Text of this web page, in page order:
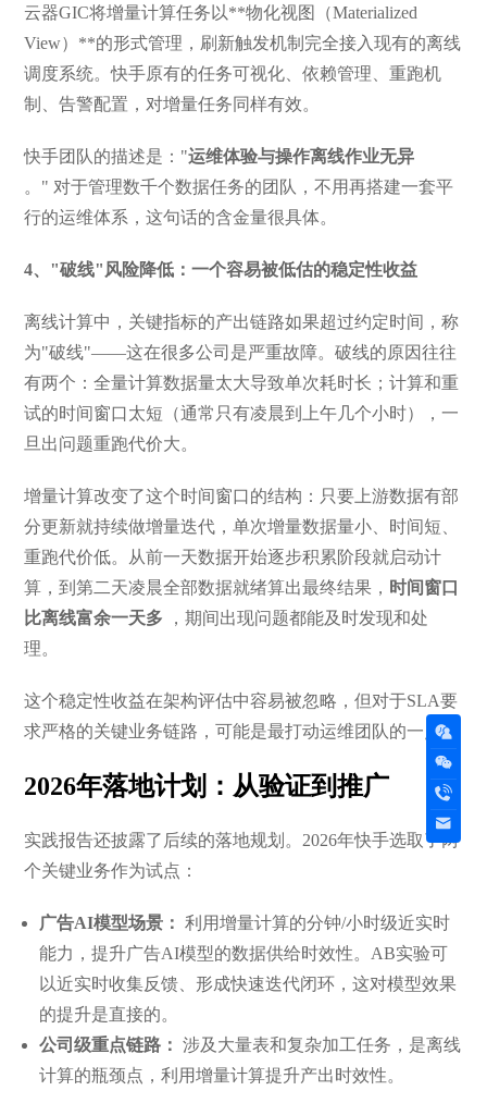
云器GIC将增量计算任务以**物化视图（Materialized
View）**的形式管理，刷新触发机制完全接入现有的离线
调度系统。快手原有的任务可视化、依赖管理、重跑机
制、告警配置，对增量任务同样有效。
快手团队的描述是："运维体验与操作离线作业无异
。" 对于管理数千个数据任务的团队，不用再搭建一套平
行的运维体系，这句话的含金量很具体。
4、"破线"风险降低：一个容易被低估的稳定性收益
离线计算中，关键指标的产出链路如果超过约定时间，称
为"破线"——这在很多公司是严重故障。破线的原因往往
有两个：全量计算数据量太大导致单次耗时长；计算和重
试的时间窗口太短（通常只有凌晨到上午几个小时），一
旦出问题重跑代价大。
增量计算改变了这个时间窗口的结构：只要上游数据有部
分更新就持续做增量迭代，单次增量数据量小、时间短、
重跑代价低。从前一天数据开始逐步积累阶段就启动计
算，到第二天凌晨全部数据就绪算出最终结果， 时间窗口
比离线富余一天多 ，期间出现问题都能及时发现和处
理。
这个稳定性收益在架构评估中容易被忽略，但对于SLA要
求严格的关键业务链路，可能是最打动运维团队的一点。
2026年落地计划：从验证到推广
实践报告还披露了后续的落地规划。2026年快手选取了两
个关键业务作为试点：
广告AI模型场景： 利用增量计算的分钟/小时级近实时
能力，提升广告AI模型的数据供给时效性。AB实验可
以近实时收集反馈、形成快速迭代闭环，这对模型效果
的提升是直接的。
公司级重点链路： 涉及大量表和复杂加工任务，是离线
计算的瓶颈点，利用增量计算提升产出时效性。